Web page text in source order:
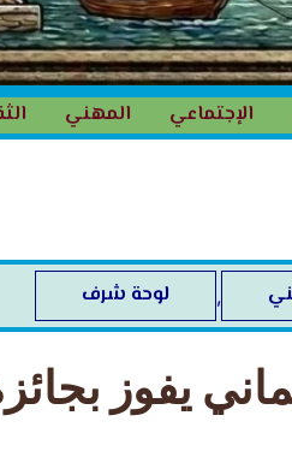
الإجتماعي المهني
, لوحة شرف
يفوز